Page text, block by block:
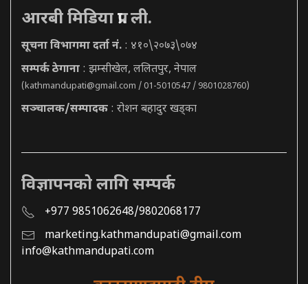
आरबी मिडिया प्रा. ली.
सूचना विभागमा दर्ता नं. : ४१०\२०७३\०७४
सम्पर्क ठेगाना : झम्सीखेल, ललितपुर, नेपाल
(kathmandupati@gmail.com / 01-5010547 / 9801028760)
सञ्चालक/सम्पादक : रोशन बहादुर खड्का
विज्ञापनको लागि सम्पर्क
+977 9851062648/9802068177
marketing.kathmandupati@gmail.com
info@kathmandupati.com